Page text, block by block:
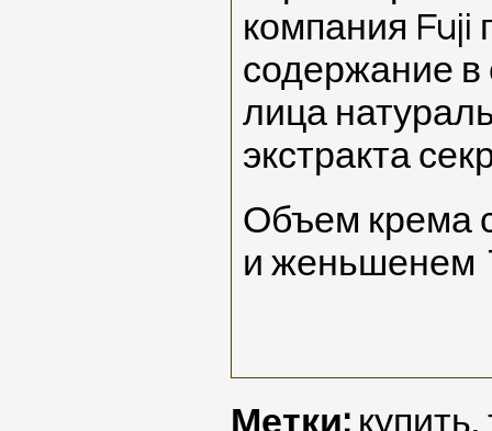
компания Fuji
содержание в
лица
экстракта
Объем крема
и женьшенем
Метки: купить,